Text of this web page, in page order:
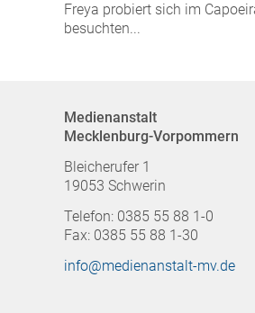
Freya probiert sich im
besuchten...
Medienanstalt
Mecklenburg-Vorpommern
Bleicherufer 1
19053 Schwerin
Telefon: 0385 55 88 1-0
Fax: 0385 55 88 1-30
info@medienanstalt-mv.de